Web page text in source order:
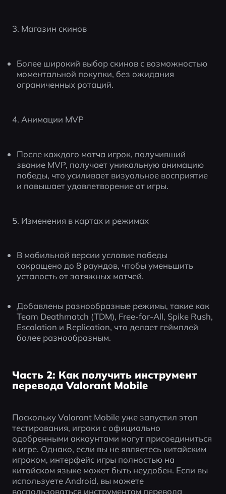
3. Магазин скинов
Более широкий выбор скинов с возможностью
моментальной покупки, без ожидания
ограниченных ротаций.
4. Анимации MVP
После каждого матча игрок, получивший
звание MVP, получает уникальную анимацию
победы, что усиливает визуальное восприятие
и повышает удовлетворение от игры.
5. Изменения в картах и режимах
В мобильной версии условие победы
сокращено до 8 раундов, чтобы уменьшить
усталость от затяжных матчей.
Добавлены разнообразные режимы, такие как
Team Deathmatch (TDM), Free-for-All, Spike Rush,
Escalation и Replication, что делает геймплей
более разнообразным.
Часть 2: Как получить инструмент
перевода Valorant Mobile
Поскольку Valorant Mobile уже запустил этап
тестирования, игроки с официально
одобренными аккаунтами могут присоединиться
к игре. Однако, если вы не являетесь китайским
игроком, интерфейс игры полностью на
китайском языке может быть неудобен. Если вы
используете Android, вы можете
воспользоваться инструментом перевода